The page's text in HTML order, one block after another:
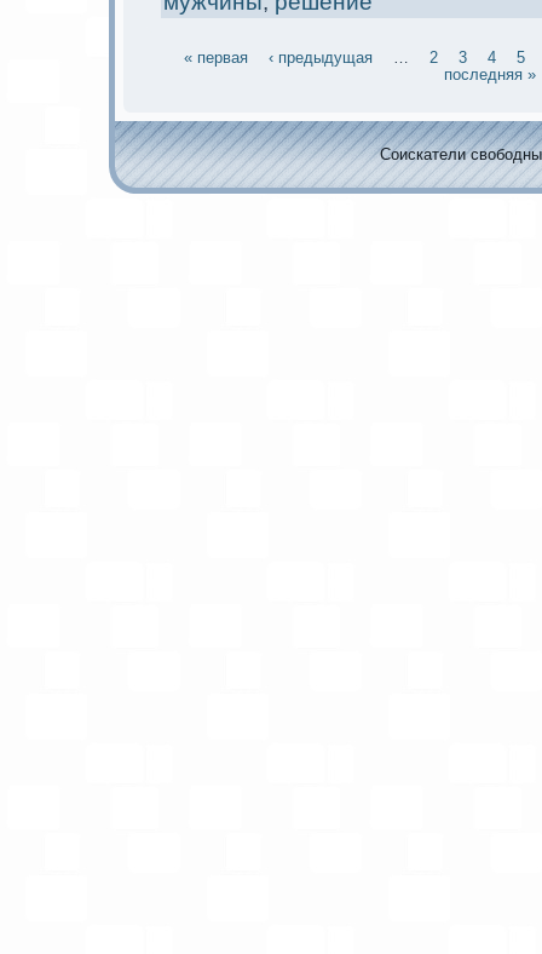
« первая ‹ предыдущая 2 3 4
5
последняя »
Соискaтели